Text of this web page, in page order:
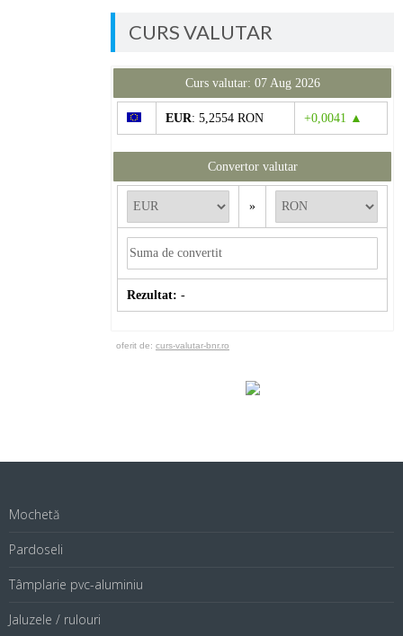
CURS VALUTAR
Curs valutar: 07 Aug 2026
EUR: 5,2554 RON +0,0041 ▲
Convertor valutar
»
Rezultat: -
oferit de: curs-valutar-bnr.ro
Mochetă
Pardoseli
Tâmplarie pvc-aluminiu
Jaluzele / rulouri